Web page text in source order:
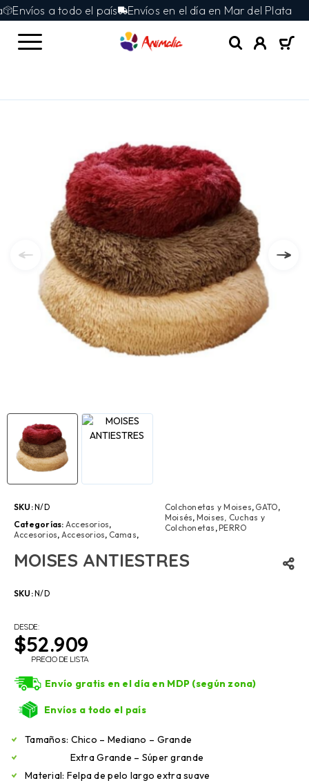
Envíos a todo el país Envíos en el día en Mar del Plata
SKU:N/D
Categorías: Accesorios,
Accesorios, Accesorios, Camas,
Colchonetas y Moises, GATO,
Moisés, Moises, Cuchas y
Colchonetas ,PERRO
MOISES ANTIESTRES
SKU:N/D
DESDE:
$52.909
PRECIO DE LISTA
Envío gratis en el día en MDP (según zona)
Envíos a todo el país
Tamaños: Chico – Mediano – Grande
Extra Grande – Súper grande
Material: Felpa de pelo largo extra suave